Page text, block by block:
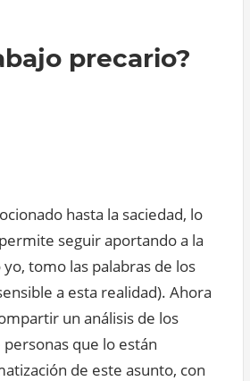
precario?
hasta la saciedad, lo
seguir aportando a la
tomo las palabras de los
a esta realidad). Ahora
un análisis de los
que lo están
de este asunto, con